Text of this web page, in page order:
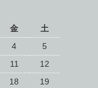
金
土
4
5
11
12
18
19